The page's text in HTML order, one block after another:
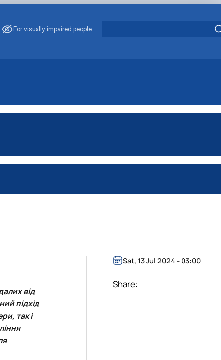
For visually impaired people
від
підхід
так і
Sat, 13 Jul 2024 - 03:00
Share: